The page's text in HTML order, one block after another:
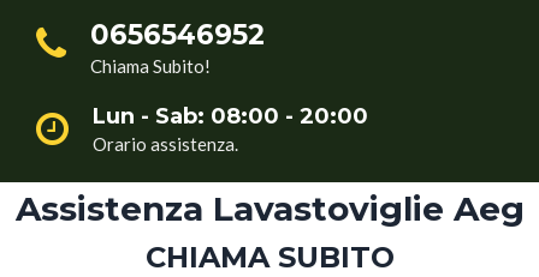
0656546952
Chiama Subito!
Lun - Sab: 08:00 - 20:00
Orario assistenza.
Assistenza Lavastoviglie Aeg
CHIAMA SUBITO